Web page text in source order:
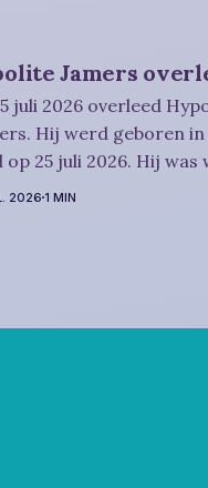
Jamers
juli 2026 overleed
Hij werd geboren
op 25 juli 2026. Hij
Wij nemen in intieme kring afscheid van Hypolite,
2026 1 MIN